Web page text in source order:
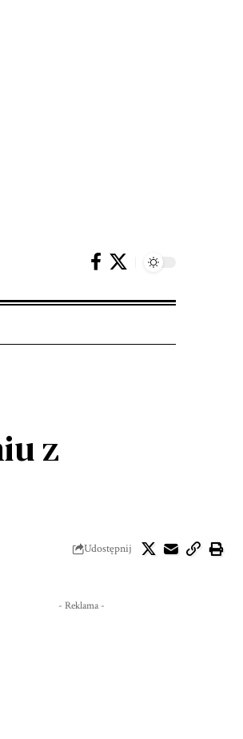
z
Udostępnij
- Reklama -